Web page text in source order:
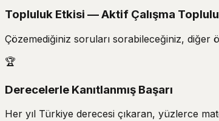
Topluluk Etkisi — Aktif Çalışma
Çözemediğiniz soruları sorabileceğiniz, diğer
🏆
Derecelerle Kanıtlanmış Başarı
Her yıl Türkiye derecesi çıkaran, yüzlerce